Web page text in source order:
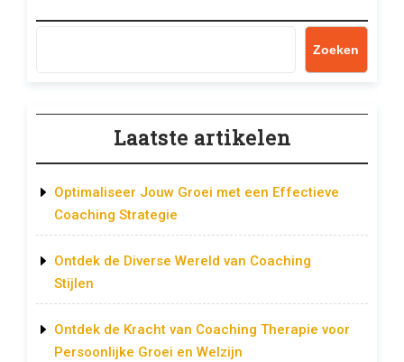
Zoeken
Laatste artikelen
Optimaliseer Jouw Groei met een Effectieve
Coaching Strategie
Ontdek de Diverse Wereld van Coaching
Stijlen
Ontdek de Kracht van Coaching Therapie voor
Persoonlijke Groei en Welzijn